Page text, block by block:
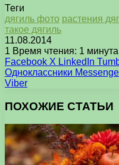
Теги
дягиль фото растения
такое дягиль
11.08.2014
1 Время чтения: 1 минута
Facebook X LinkedIn
Одноклассники
Viber
ПОХОЖИЕ СТАТЬИ